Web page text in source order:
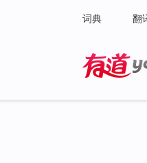
词典 翻